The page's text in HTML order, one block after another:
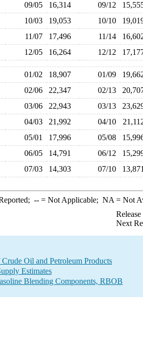
09/05 16,314 09/12
10/03 19,053 10/10
11/07 17,496 11/14
12/05 16,264 12/12
01/02 18,907 01/09
02/06 22,347 02/13
03/06 22,943 03/13
04/03 21,992 04/10
05/01 17,996 05/08
06/05 14,791 06/12
07/03 14,303 07/10
--= Not Applicable; NA = Not
Next
Oil and Petroleum Products
Estimates
Blending Components, RBOB